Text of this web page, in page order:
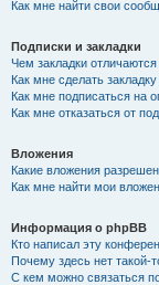
Как мне найти свои
Подписки и закладки
Чем закладки отличаются
Как мне сделать
Как мне подписаться на
Как мне отказаться от
Вложения
Какие вложения
Как мне найти мои
Информация о phpBB
Кто написал эту
Почему здесь нет такой-
С кем можно связаться